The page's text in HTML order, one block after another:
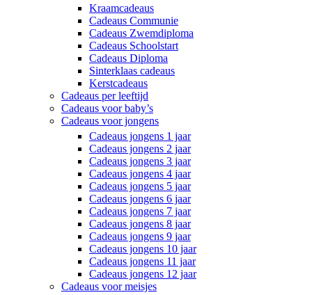
Kraamcadeaus
Cadeaus Communie
Cadeaus Zwemdiploma
Cadeaus Schoolstart
Cadeaus Diploma
Sinterklaas cadeaus
Kerstcadeaus
Cadeaus per leeftijd
Cadeaus voor baby’s
Cadeaus voor jongens
Cadeaus jongens 1 jaar
Cadeaus jongens 2 jaar
Cadeaus jongens 3 jaar
Cadeaus jongens 4 jaar
Cadeaus jongens 5 jaar
Cadeaus jongens 6 jaar
Cadeaus jongens 7 jaar
Cadeaus jongens 8 jaar
Cadeaus jongens 9 jaar
Cadeaus jongens 10 jaar
Cadeaus jongens 11 jaar
Cadeaus jongens 12 jaar
Cadeaus voor meisjes